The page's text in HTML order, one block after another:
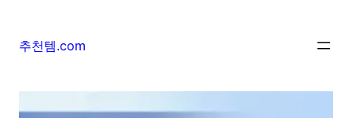
추천템.com